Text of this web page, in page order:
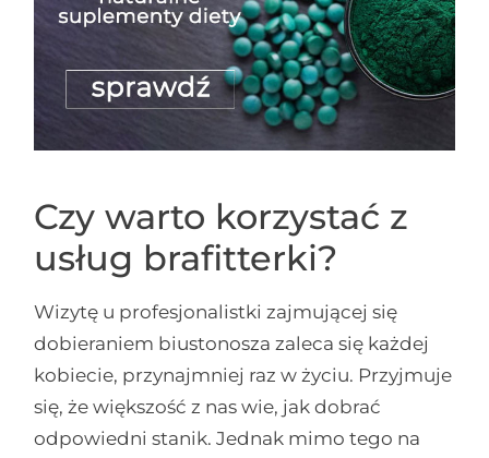
Czy warto korzystać z
usług brafitterki?
Wizytę u profesjonalistki zajmującej się
dobieraniem biustonosza zaleca się każdej
kobiecie, przynajmniej raz w życiu. Przyjmuje
się, że większość z nas wie, jak dobrać
odpowiedni stanik. Jednak mimo tego na